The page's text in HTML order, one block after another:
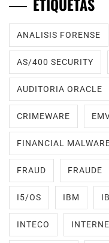
ANALISIS FORENSE
AS/400 SECURITY
AUDITORIA ORACLE
CRIMEWARE
FINANCIAL
FRAUD FRAUDE
I5/OS IBM
INTECO